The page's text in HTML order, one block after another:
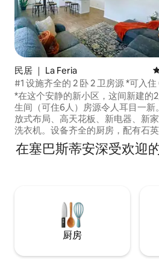
民居 ｜ La Feria
#1 设施齐全的 2 卧 2 卫房源 *可入住
周/日*烧烤设施
*在这个安静的新小区，这间新建的
生间（可住6人）房源令人耳目一新
放式布局、高天花板、新电器、新
洗衣机。设备齐全的厨房，配有石
面。 在私人后院享受户外座位/烧烤
*这套复式公寓距离门店仅6分钟路
McAllen ）购物/用餐、海 非常适合
行者或雪鸟。 月租住宿可享受折扣！
在塞巴斯蒂安深受欢迎
厨房